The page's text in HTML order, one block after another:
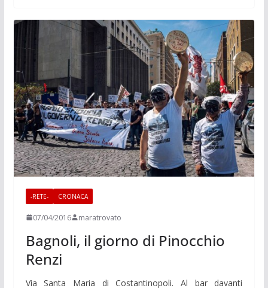
-RETE- CRONACA
07/04/2016 maratrovato
Bagnoli, il giorno di Pinocchio
Renzi
Via Santa Maria di Costantinopoli. Al bar davanti